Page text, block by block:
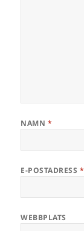
NAMN *
E-POSTADRESS *
WEBBPLATS